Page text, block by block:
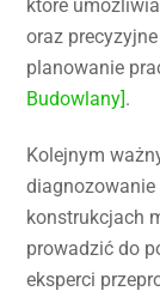
które
oraz
planowanie
Budowlany].
Kolejnym
konstrukcjach
prowadzić do
eksperci